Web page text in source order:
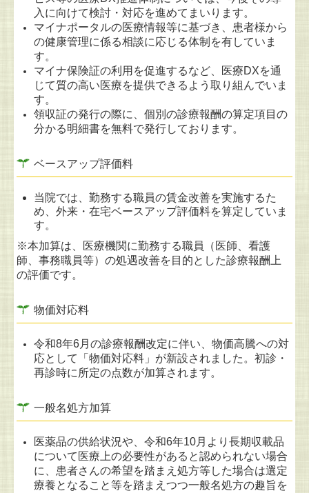
入に向けて検討・対応を進めてまいります。
マイナポータルの医療情報等に基づき、患者様から
の健康管理に係る相談に応じる体制を有していま
す。
マイナ保険証の利用を促進するなど、医療DXを通
じて質の高い医療を提供できるよう取り組んでいま
す。
領収証の発行の際に、個別の診療報酬の算定項目の
分かる明細書を無料で発行しております。
ベースアップ評価料
当院では、勤務する職員の賃金改善を実施するた
め、外来・在宅ベースアップ評価料を算定していま
す。
※本加算は、医療機関に勤務する職員（医師、看護
師、事務職員等）の処遇改善を目的とした診療報酬上
の評価です。
物価対応料
令和8年6月の診療報酬改定に伴い、物価高騰への対
応として「物価対応料」が新設されました。初診・
再診時に所定の点数が加算されます。
一般名処方加算
医薬品の供給状況や、令和6年10月より長期収載品
について医療上の必要性があると認められない場合
に、 患者さんの希望を踏まえ処方等した場合は選定
療養となること等を踏まえつつ一般名処方の趣旨を